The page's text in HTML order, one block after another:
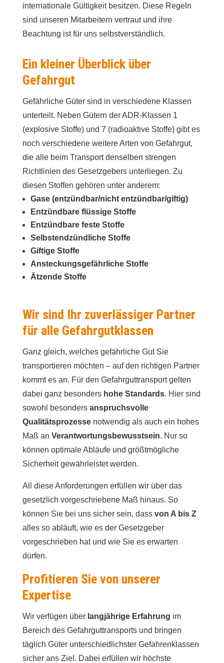
internationale Gültigkeit besitzen. Diese Regeln
sind unseren Mitarbeitern vertraut und ihre
Beachtung ist für uns selbstverständlich.
Ein kleiner Überblick über
Gefahrgut
Gefährliche Güter sind in verschiedene Klassen
unterteilt. Neben Gütern der ADR-Klassen 1
(explosive Stoffe) und 7 (radioaktive Stoffe) gibt es
noch verschiedene weitere Arten von Gefahrgut,
die alle beim Transport denselben strengen
Richtlinien des Gesetzgebers unterliegen. Zu
diesen Stoffen gehören unter anderem:
Gase (entzündbar/nicht entzündbar/giftig)
Entzündbare flüssige Stoffe
Entzündbare feste Stoffe
Selbstendzündliche Stoffe
Giftige Stoffe
Ansteckungsgefährliche Stoffe
Ätzende Stoffe
Wir sind Ihr zuverlässiger Partner
für alle Gefahrgutklassen
Ganz gleich, welches gefährliche Gut Sie
transportieren möchten – auf den richtigen Partner
kommt es an. Für den Gefahrguttransport gelten
dabei ganz besonders hohe Standards. Hier sind
sowohl besonders anspruchsvolle
Qualitätsprozessenotwendig als auch ein hohes
Maß an Verantwortungsbewusstsein. Nur so
können optimale Abläufe und größtmögliche
Sicherheit gewährleistet werden.
All diese Anforderungen erfüllen wir über das
gesetzlich vorgeschriebene Maß hinaus. So
können Sie bei uns sicher sein, dass von A bis Z
alles so abläuft, wie es der Gesetzgeber
vorgeschrieben hat und wie Sie es erwarten
dürfen.
Profitieren Sie von unserer
Expertise
Wir verfügen über langjährige Erfahrung im
Bereich des Gefahrguttransports und bringen
täglich Güter unterschiedlichster Gefahrenklassen
sicher ans Ziel. Dabei erfüllen wir höchste